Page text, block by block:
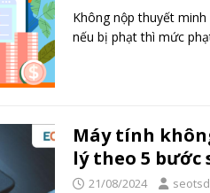
Không nộp thuyết
nếu bị phạt thì mức
Máy tính
lý theo 5 bước
21/08/2024 seotsd